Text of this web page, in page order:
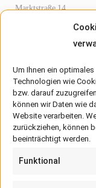
Um Ihnen ein
Technologien wie
bzw. darauf
können wir Daten wie
Website verarbeiten.
zurückziehen, können
beeinträchtigt werden.
Funktional
Marktstraße 14
04661 960520
Unsere Schule
Alwin Julius Lensch